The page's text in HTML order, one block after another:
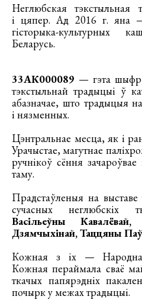
Неглюбская тэкстыльная
і цяпер. Ад 2016 г. яна
гісторыка-культурных
Беларусь.
33АК000089 — гэта
тэкстыльнай традыцыі ў
абазначае, што традыцыя
і нязменных.
Цэнтральнае месца, як і
Урачыстае, магутнае
ручнікоў сёння
таму.
Прадстаўленыя на
сучасных
Васільеўны
Дзямчыхінай, Таццяны
Кожная з іх —
Кожная пераймала сваё
ткачых папярэдніх
почырк у межах традыцыі.